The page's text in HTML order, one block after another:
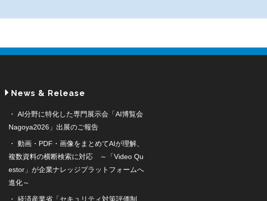
News & Release
AI分野に特化した専門展示会「AI博覧会
Nagoya2026」出展のご報告
動画・PDF・画像をまとめてAIが理解、
複数資料の横断検索に対応 ～「Video Qu
estor」が企業ナレッジプラットフォームへ
進化～
経済産業省「セキュリティ対策評価制